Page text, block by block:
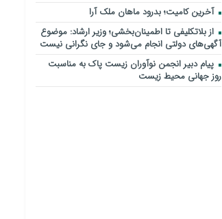
​آخرین کامیت؛ بدرود ماهان ملک آرا
از بلاتکلیفی تا اطمینان‌بخشی؛ وزیر ارشاد: موضوع
آگهی‌های دولتی انجام می‌شود و جای نگرانی نیست
پیام دبیر انجمن نوآوران زیست پاک به مناسبت
روز جهانی محیط زیست